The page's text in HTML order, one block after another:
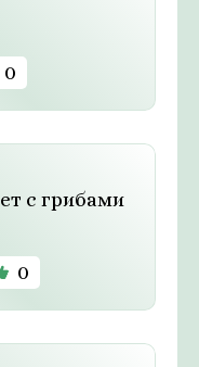
0
с грибами
0